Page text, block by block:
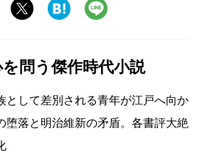
問う傑作時代小説
として差別される青年が江戸へ向か
堕落と明治維新の矛盾。各書評大絶